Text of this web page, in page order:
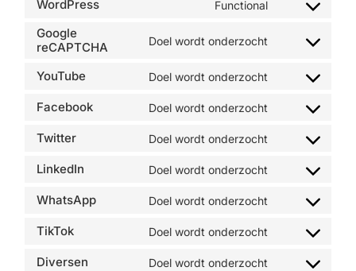
WordPress Functional
Google
reCAPTCHA
Doel wordt onderzocht
YouTube Doel wordt onderzocht
Facebook Doel wordt onderzocht
Twitter Doel wordt onderzocht
LinkedIn Doel wordt onderzocht
WhatsApp Doel wordt onderzocht
TikTok Doel wordt onderzocht
Diversen Doel wordt onderzocht